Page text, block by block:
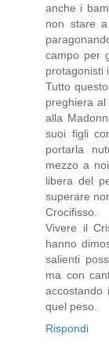
anche i
non stare
campo per
protagonisti
Tutto
preghiera
alla
suoi figli
portarla
mezzo a
libera del
superare
Crocifisso.
Vivere il
hanno
salienti
ma con
accostando
quel peso.
Rispondi